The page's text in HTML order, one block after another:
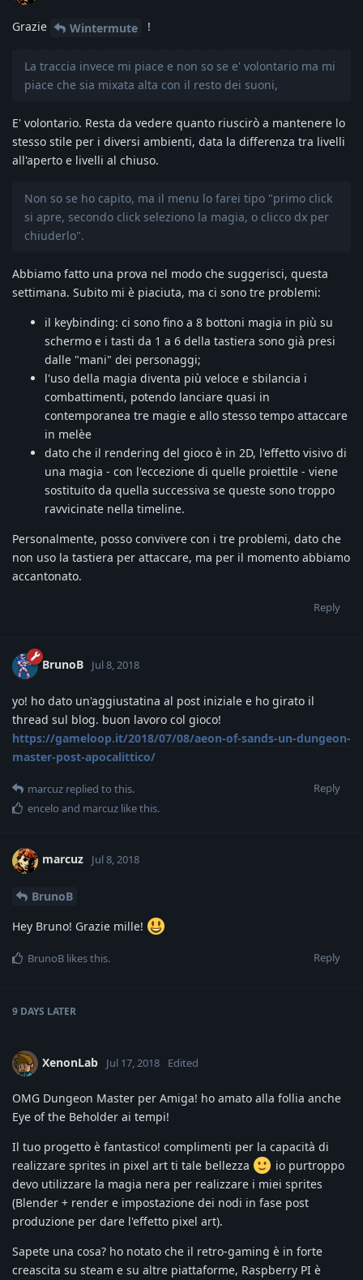
Grazie Wintermute !
La traccia invece mi piace e non so se e' volontario ma mi
piace che sia mixata alta con il resto dei suoni,
E' volontario. Resta da vedere quanto riuscirò a mantenere lo
stesso stile per i diversi ambienti, data la differenza tra livelli
all'aperto e livelli al chiuso.
Non so se ho capito, ma il menu lo farei tipo "primo click
si apre, secondo click seleziono la magia, o clicco dx per
chiuderlo".
Abbiamo fatto una prova nel modo che suggerisci, questa
settimana. Subito mi è piaciuta, ma ci sono tre problemi:
il keybinding: ci sono fino a 8 bottoni magia in più su
schermo e i tasti da 1 a 6 della tastiera sono già presi
dalle "mani" dei personaggi;
l'uso della magia diventa più veloce e sbilancia i
combattimenti, potendo lanciare quasi in
contemporanea tre magie e allo stesso tempo attaccare
in melèe
dato che il rendering del gioco è in 2D, l'effetto visivo di
una magia - con l'eccezione di quelle proiettile - viene
sostituito da quella successiva se queste sono troppo
ravvicinate nella timeline.
Personalmente, posso convivere con i tre problemi, dato che
non uso la tastiera per attaccare, ma per il momento abbiamo
accantonato.
Reply
BrunoB Jul 8, 2018
yo! ho dato un'aggiustatina al post iniziale e ho girato il
thread sul blog. buon lavoro col gioco!
https://gameloop.it/2018/07/08/aeon-of-sands-un-dungeon-
master-post-apocalittico/
Reply
marcuz replied to this.
encelo and marcuz like this.
marcuz Jul 8, 2018
BrunoB
Hey Bruno! Grazie mille!
Reply
BrunoB likes this.
9 DAYS LATER
XenonLab Jul 17, 2018 Edited
OMG Dungeon Master per Amiga! ho amato alla follia anche
Eye of the Beholder ai tempi!
Il tuo progetto è fantastico! complimenti per la capacità di
realizzare sprites in pixel art ti tale bellezza
io purtroppo
devo utilizzare la magia nera per realizzare i miei sprites
(Blender + render e impostazione dei nodi in fase post
produzione per dare l'effetto pixel art).
Sapete una cosa? ho notato che il retro-gaming è in forte
creascita su steam e su altre piattaforme, Raspberry PI è